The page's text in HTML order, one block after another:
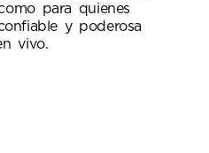
para quienes
y poderosa
vivo.